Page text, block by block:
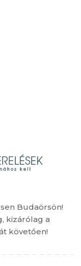
Budaörsön!
kizárólag a
követően!